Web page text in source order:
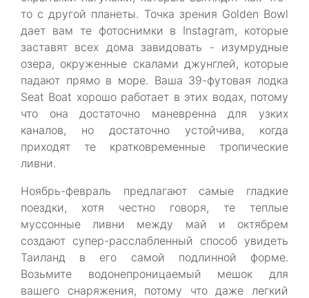
то с другой планеты. Точка зрения Golden Bowl
дает вам те фотоснимки в Instagram, которые
заставят всех дома завидовать - изумрудные
озера, окруженные скалами джунглей, которые
падают прямо в море. Ваша 39-футовая лодка
Seat Boat хорошо работает в этих водах, потому
что она достаточно маневренна для узких
каналов, но достаточно устойчива, когда
приходят те кратковременные тропические
ливни.
Ноябрь-февраль предлагают самые гладкие
поездки, хотя честно говоря, те теплые
муссонные ливни между май и октябрем
создают супер-расслабленный способ увидеть
Таиланд в его самой подлинной форме.
Возьмите водонепроницаемый мешок для
вашего снаряжения, потому что даже легкий